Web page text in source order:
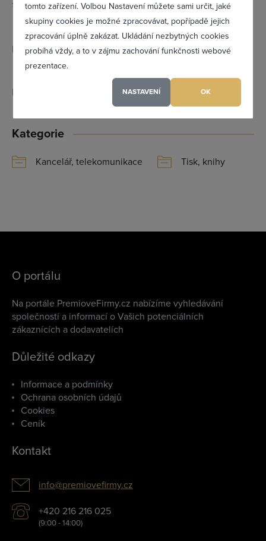
tomto zařízení. Volbou Nastavení můžete sami určit, jaké
skupiny cookies je možné zpracovávat, popřípadě jejich
zpracování úplně zakázat. Ukládání nezbytných cookies
probíhá vždy, a to v zájmu zachování funkčnosti webové
prezentace.
NASTAVENÍ OK
Telefon:
542 218 550
777 791 545 - Jaroslava Pospíšilová
Email:
pospisilova@copy-servis.cz
IČ:
29270227
Kategorie
Kancelář, telekomunikace Tisk, knihy
O portálu
Na portále PremioveFirmy.cz nabízíme vyhledávání
společností a informací o Vašich potenciálních
zákaznících a dodavatelích
Důležité odkazy
Informace a podmínky
Ochrana osobních údajů
Cookies
Ceník
Kontakt
info@premiovefirmy.cz
+420 216 216 025
(9:00 - 14:00)
Zapomněl(a) jsem heslo
Registrovat se
Maximální zviditelnění ve výpisu firem
Vždy aktuální prezentace Vaší firmy